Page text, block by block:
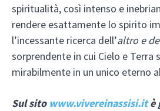
spiritualità, così intenso e
rendere esattamente lo spirito
l’incessante ricerca dell’altro e
sorprendente in cui Cielo e Terra
mirabilmente in un unico eterno
Sul sito www.vivereinassisi.itè